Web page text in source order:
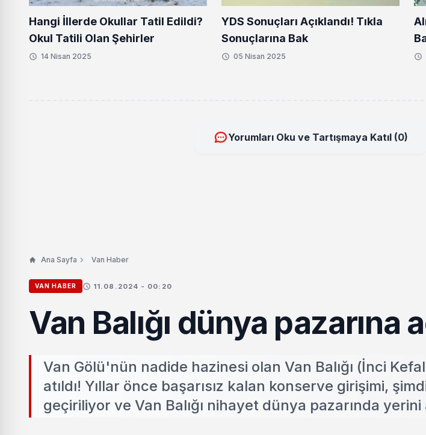
Hangi İllerde Okullar Tatil Edildi?
Okul Tatili Olan Şehirler
14 Nisan 2025
YDS Sonuçları Açıklandı! Tıkla
Sonuçlarına Bak
05 Nisan 2025
Yorumları Oku ve Tartışmaya Katıl (0)
Ana Sayfa Van Haber
VAN HABER 11.08.2024 - 00:20
Van Balığı dünya pazarına
Van Gölü'nün nadide hazinesi olan Van Balığı (İnci
atıldı! Yıllar önce başarısız kalan konserve girişimi,
geçiriliyor ve Van Balığı nihayet dünya pazarında yerini